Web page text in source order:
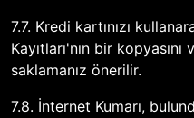
7.7. Kredi kartınızı
Kayıtları'nın bir
saklamanız önerilir.
7.8. İnternet Kumarı,